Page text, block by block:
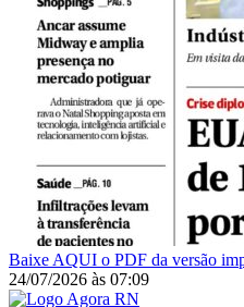
Baixe AQUI o PDF da versão
24/07/2026 às 07:09